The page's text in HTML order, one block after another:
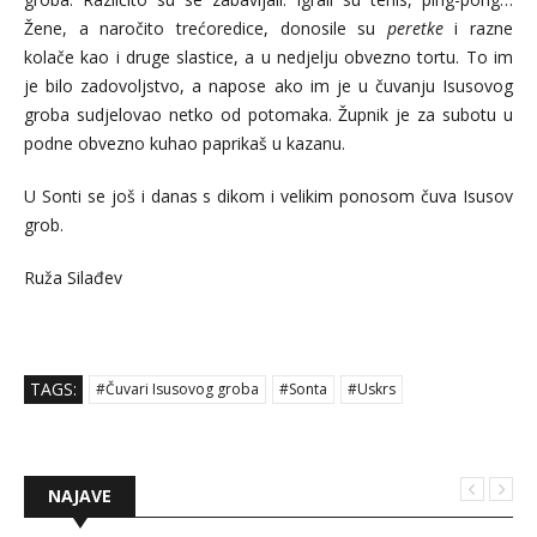
Žene, a naročito trećoredice, donosile su peretkei razne
kolače kao i druge slastice, a u nedjelju obvezno tortu. To im
je bilo zadovoljstvo, a napose ako im je u čuvanju Isusovog
groba sudjelovao netko od potomaka. Župnik je za subotu u
podne obvezno kuhao paprikaš u kazanu.
U Sonti se još i danas s dikom i velikim ponosom čuva Isusov
grob.
Ruža Silađev
TAGS: #Čuvari Isusovog groba #Sonta #Uskrs
NAJAVE